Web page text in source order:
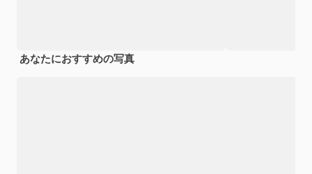
あなたにおすすめの写真